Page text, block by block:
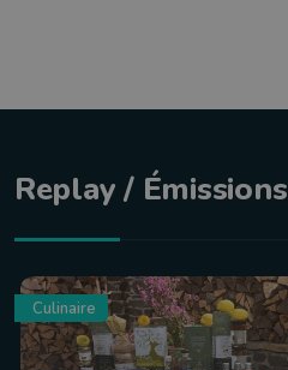
Replay / Émissions
Culinaire